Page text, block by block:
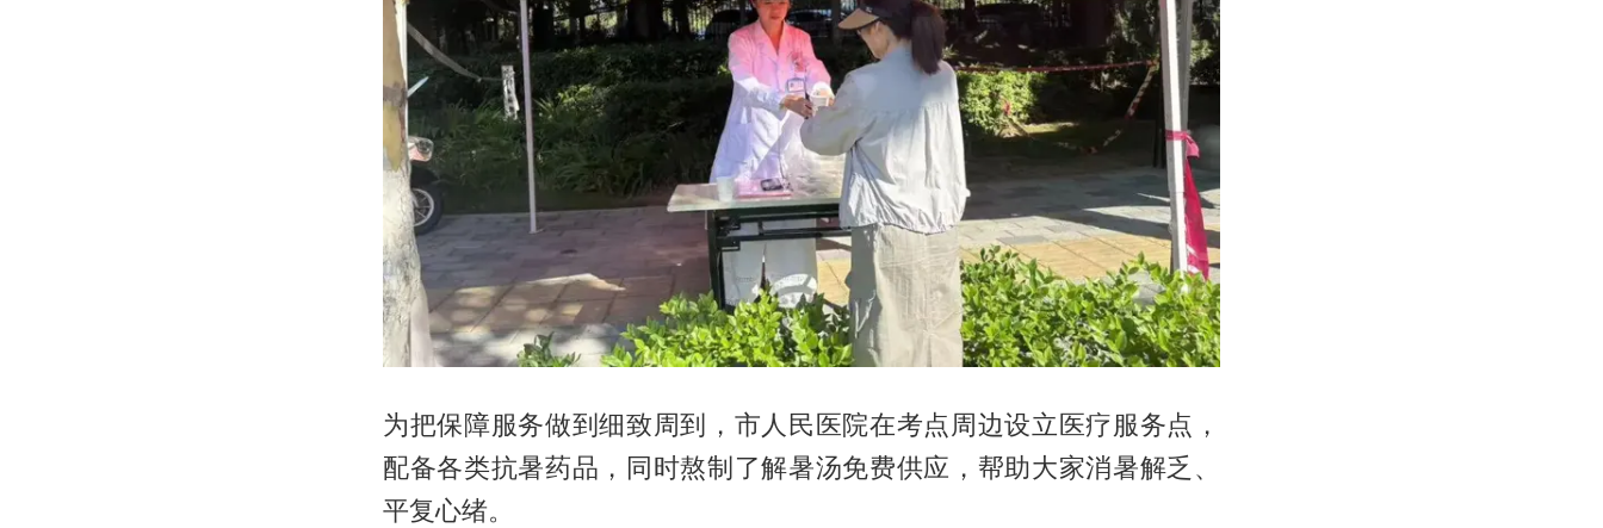
为把保障服务做到细致周到，市人民医院在考点周边设立医疗服务点，
配备各类抗暑药品，同时熬制了解暑汤免费供应，帮助大家消暑解乏、
平复心绪。